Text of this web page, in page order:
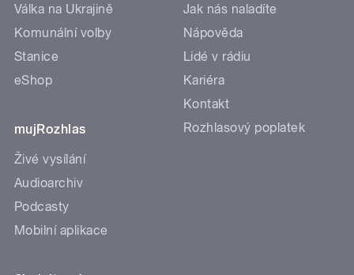
Válka na Ukrajině
Komunální volby
Stanice
eShop
mujRozhlas
Živé vysílání
Audioarchiv
Podcasty
Mobilní aplikace
Jak nás naladíte
Nápověda
Lidé v rádiu
Kariéra
Kontakt
Rozhlasový poplatek